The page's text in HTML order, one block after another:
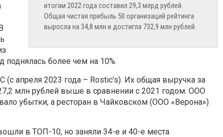
итогам 2022 года составил 29,3 млрд рублей.
Общая чистая прибыль 50 организаций рейтинга
выросла на 34,8 млн и достигла 732,9 млн рублей.
поднялась более чем на 10%.
(с апреля 2023 года – Rostic’s). Их общая выручка за
млн рублей выше в сравнении с 2021 годом. ООО
убытки, а ресторан в Чайковском (ООО «Верона»)
в ТОП-10, но заняли 34-е и 40-е места